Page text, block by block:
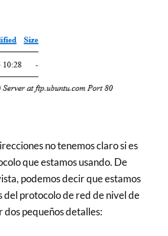
no tenemos claro si es
que estamos usando. De
podemos decir que estamos
del protocolo de red de nivel de
dos pequeños detalles: